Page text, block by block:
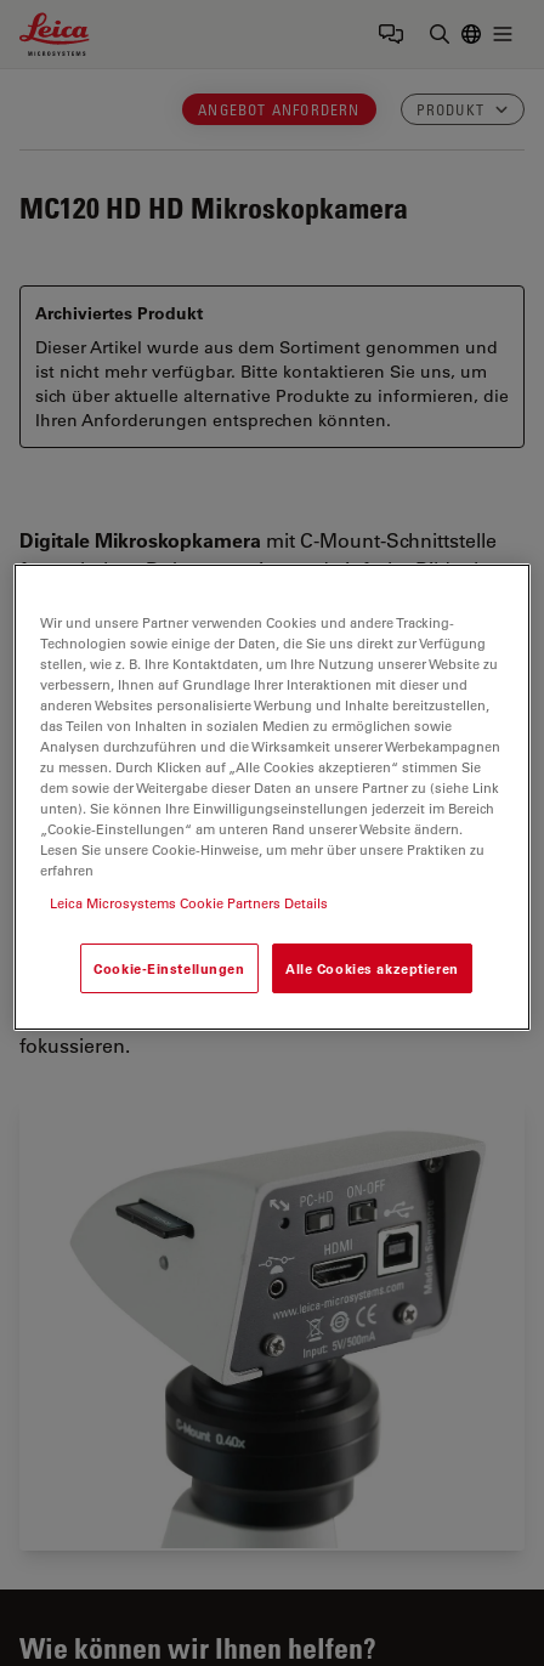
Leica Microsystems Logo
ANGEBOT ANFORDERN PRODUKT
MC120 HD HD Mikroskopkamera
Archiviertes Produkt
Dieser Artikel wurde aus dem Sortiment genommen und
ist nicht mehr verfügbar. Bitte kontaktieren Sie uns, um
sich über aktuelle alternative Produkte zu informieren, die
Ihren Anforderungen entsprechen könnten.
Digitale Mikroskopkamera mit C-Mount-Schnittstelle
für mühelose Dokumentation und einfache Bildgebung
Sie fängt qualitativ hochwertige Vollfarbbilder ein und
zeichnet Full-HD-Filmsequenzen für alle
Anwendungsbereiche auf. Die Kamera
kann unabhängig von einem PCeingesetzt werden –
dann wird sie über eine Fernbedienung gesteuert. Sie
kann ebenso aneinen PCoder ein
Notebook angeschlossen werden, denn sie istvoll
kompatibel mit LASund seinen zahlreichen
Zusatzmodulen.
Schnittstelle mit minimaler Zeitverzögerung können Sie
fokussieren.
Wie können wir Ihnen helfen?
Wir und unsere Partner verwenden Cookies und andere Tracking-
Technologien sowie einige der Daten, die Sie uns direkt zur Verfügung
stellen, wie z. B. Ihre Kontaktdaten, um Ihre Nutzung unserer Website zu
verbessern, Ihnen auf Grundlage Ihrer Interaktionen mit dieser und
anderen Websites personalisierte Werbung und Inhalte bereitzustellen,
das Teilen von Inhalten in sozialen Medien zu ermöglichen sowie
Analysen durchzuführen und die Wirksamkeit unserer Werbekampagnen
zu messen. Durch Klicken auf „Alle Cookies akzeptieren“ stimmen Sie
dem sowie der Weitergabe dieser Daten an unsere Partner zu (siehe Link
unten). Sie können Ihre Einwilligungseinstellungen jederzeit im Bereich
„Cookie-Einstellungen“ am unteren Rand unserer Website ändern.
Lesen Sie unsere Cookie-Hinweise, um mehr über unsere Praktiken zu
erfahren
Leica Microsystems Cookie Partners Details
Cookie-Einstellungen Alle Cookies akzeptieren